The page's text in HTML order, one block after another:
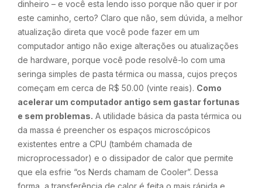
dinheiro – e você esta lendo isso porque não quer ir por
este caminho, certo? Claro que não, sem dúvida, a melhor
atualização direta que você pode fazer em um
computador antigo não exige alterações ou atualizações
de hardware, porque você pode resolvê-lo com uma
seringa simples de pasta térmica ou massa, cujos preços
começam em cerca de R$ 50.00 (vinte reais). Como
acelerar um computador antigo sem gastar fortunas
e sem problemas. A utilidade básica da pasta térmica ou
da massa é preencher os espaços microscópicos
existentes entre a CPU (também chamada de
microprocessador) e o dissipador de calor que permite
que ela esfrie “os Nerds chamam de Cooler”. Dessa
forma, a transferência de calor é feita o mais rápida e